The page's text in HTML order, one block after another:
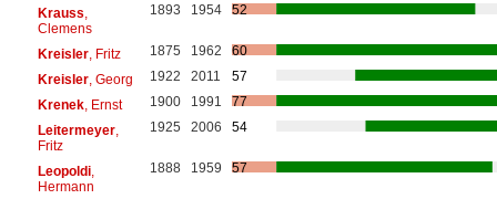
Krauss
Clemens
1893 1954 52
Kreisler, Fritz 1875 1962
60
Kreisler, Georg 1922 2011
57
Krenek, Ernst 1900 1991
77
Leitermeyer,
Fritz
1925 2006 54
Leopoldi,
Hermann
1888 1959 57